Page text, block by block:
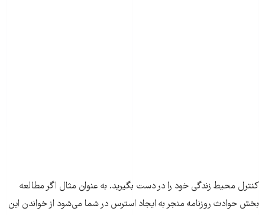
کنترل محیط زندگی خود را در دست بگیرید. به عنوان مثال اگر مطالعه
بخش حوادث روزنامه منجر به ایجاد استرس در شما می‌شود از خواندن این